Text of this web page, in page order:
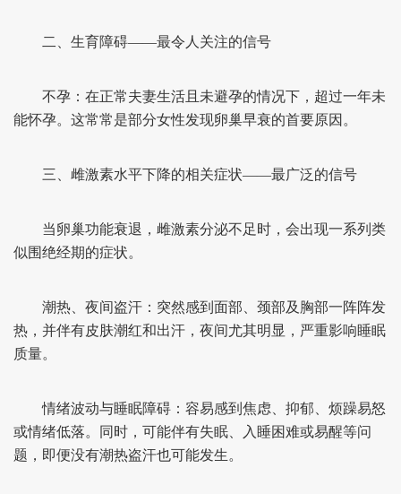
二、生育障碍——最令人关注的信号
不孕：在正常夫妻生活且未避孕的情况下，超过一年未
能怀孕。这常常是部分女性发现卵巢早衰的首要原因。
三、雌激素水平下降的相关症状——最广泛的信号
当卵巢功能衰退，雌激素分泌不足时，会出现一系列类
似围绝经期的症状。
潮热、夜间盗汗：突然感到面部、颈部及胸部一阵阵发
热，并伴有皮肤潮红和出汗，夜间尤其明显，严重影响睡眠
质量。
情绪波动与睡眠障碍：容易感到焦虑、抑郁、烦躁易怒
或情绪低落。同时，可能伴有失眠、入睡困难或易醒等问
题，即便没有潮热盗汗也可能发生。